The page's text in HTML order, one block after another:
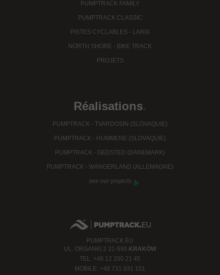
PUMPTRACK FAMILY
PUMPTRACK CLASSIC
PISTES CYCLABLES - LARIX
NORTH SHORE - BIKE TRACK
PROJETS
Réalisations.
PUMPTRACK - TVARDOSIN (SLOVAQUIE)
PUMPTRACK - HUMMENE (SLOVAQUIE)
PUMPTRACK - GEDSTED (DANEMARK)
PUMPTRACK - WANGERLAND (ALLEMAGNE)
see our projects
PUMPTRACK.EU
UL. ORGANKI 2 31-990 KRAKÓW
TEL. +48 12 200 21 45
MOBILE: +48 731 031 101